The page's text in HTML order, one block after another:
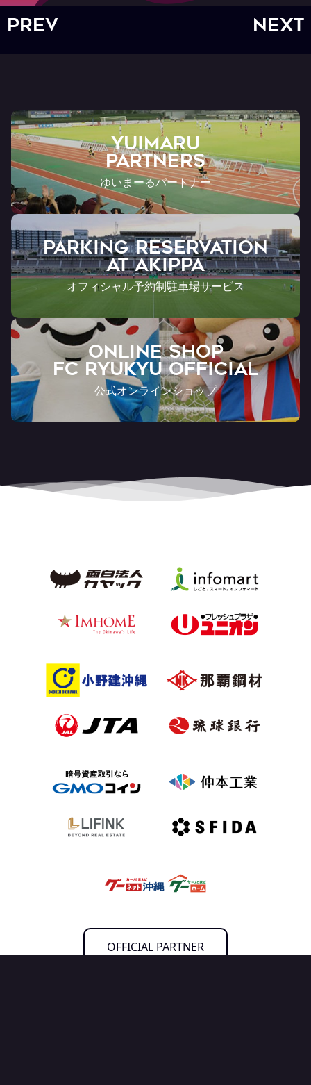
PREV NEXT
YUIMARU
Partners
ゆいまーるパートナー
PARKING RESERVATION
AT Akippa
オフィシャル予約制駐車場サービス
ONLINE SHOP
FC RYUKYU OFFICIAL
公式オンラインショップ
OFFICIAL PARTNER